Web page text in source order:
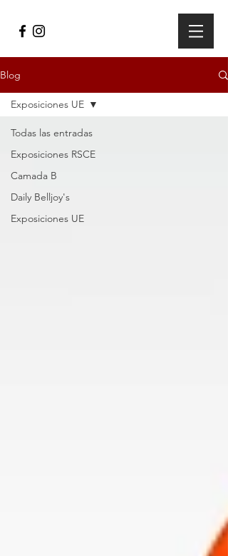
Blog
Todas las entradas
Exposiciones RSCE
Camada B
Daily Belljoy's
Exposiciones UE
Exposiciones UE